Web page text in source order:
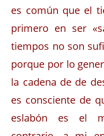
es común que el
primero en ser
tiempos no son
porque por lo
la cadena de de
es consciente de
eslabón es el